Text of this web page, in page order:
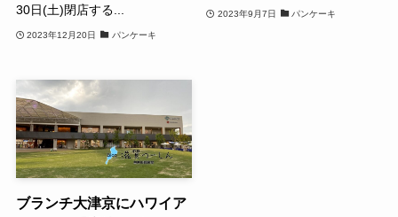
30日(土)閉店する...
2023年12月20日 パンケーキ
2023年9月7日 パンケーキ
ブランチ大津京にハワイア